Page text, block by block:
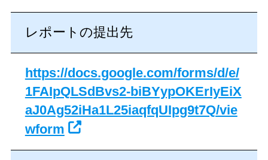
レポートの提出先
https://docs.google.com/forms/d/e/
1FAIpQLSdBvs2-biBYypOKErIyEiX
aJ0Ag52iHa1L25iaqfqUIpg9t7Q/vie
wform